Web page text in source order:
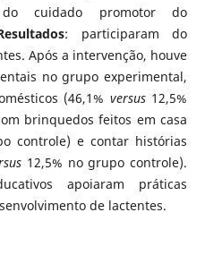
cuidado promotor do
: participaram do
Após a intervenção, houve
no grupo experimental,
(46,1% versus12,5%
brinquedos feitos em casa
controle) e contar histórias
12,5% no grupo controle).
apoiaram práticas
de lactentes.